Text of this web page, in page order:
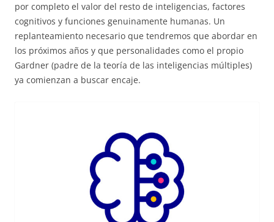
por completo el valor del resto de inteligencias, factores
cognitivos y funciones genuinamente humanas. Un
replanteamiento necesario que tendremos que abordar en
los próximos años y que personalidades como el propio
Gardner (padre de la teoría de las inteligencias múltiples)
ya comienzan a buscar encaje.